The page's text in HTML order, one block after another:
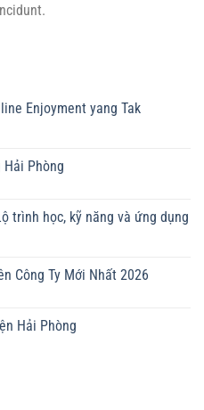
Enjoyment yang Tak
Hải Phòng
trình học, kỹ năng và ứng dụng
Công Ty Mới Nhất 2026
Hải Phòng